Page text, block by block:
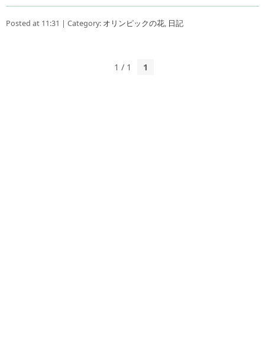
Posted at 11:31 | Category: オリンピックの花, 日記
1 / 1 1